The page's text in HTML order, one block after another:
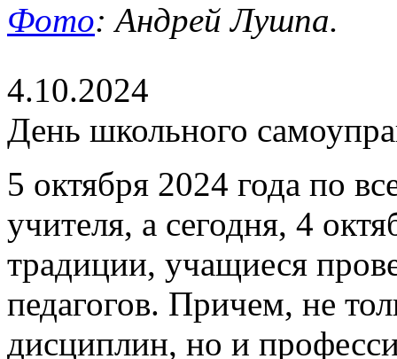
Фото: Андрей Лушпа.
4.10.2024
День школьного
5 октября 2024 года по
учителя, а сегодня, 4
традиции, учащиеся
педагогов. Причем, не
дисциплин, но и